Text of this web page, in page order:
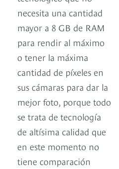
necesita una cantidad
mayor a 8 GB de RAM
para rendir al máximo
o tener la máxima
cantidad de píxeles en
sus cámaras para dar la
mejor foto, porque todo
se trata de tecnología
de altísima calidad que
en este momento no
tiene comparación